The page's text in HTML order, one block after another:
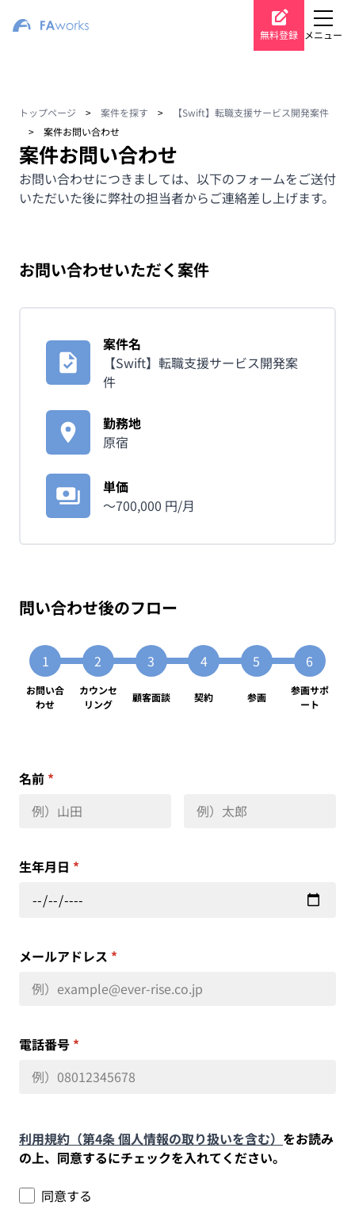
無料登録 メニュー
トップページ > 案件を探す >
【Swift】転職支援サービス開発案件
>
案件お問い合わせ
案件お問い合わせ
お問い合わせにつきましては、以下のフォームをご送付
いただいた後に弊社の担当者からご連絡差し上げます。
お問い合わせいただく案件
案件名
【Swift】転職支援サービス開発案
件
勤務地
原宿
単価
〜700,000 円/月
問い合わせ後のフロー
お問い合
わせ
カウンセ
リング
顧客面談 契約 参画
参画サポ
ート
名前 *
生年月日 *
メールアドレス *
電話番号 *
利用規約（第4条 個人情報の取り扱いを含む） をお読み
の上、同意するにチェックを入れてください。
同意する